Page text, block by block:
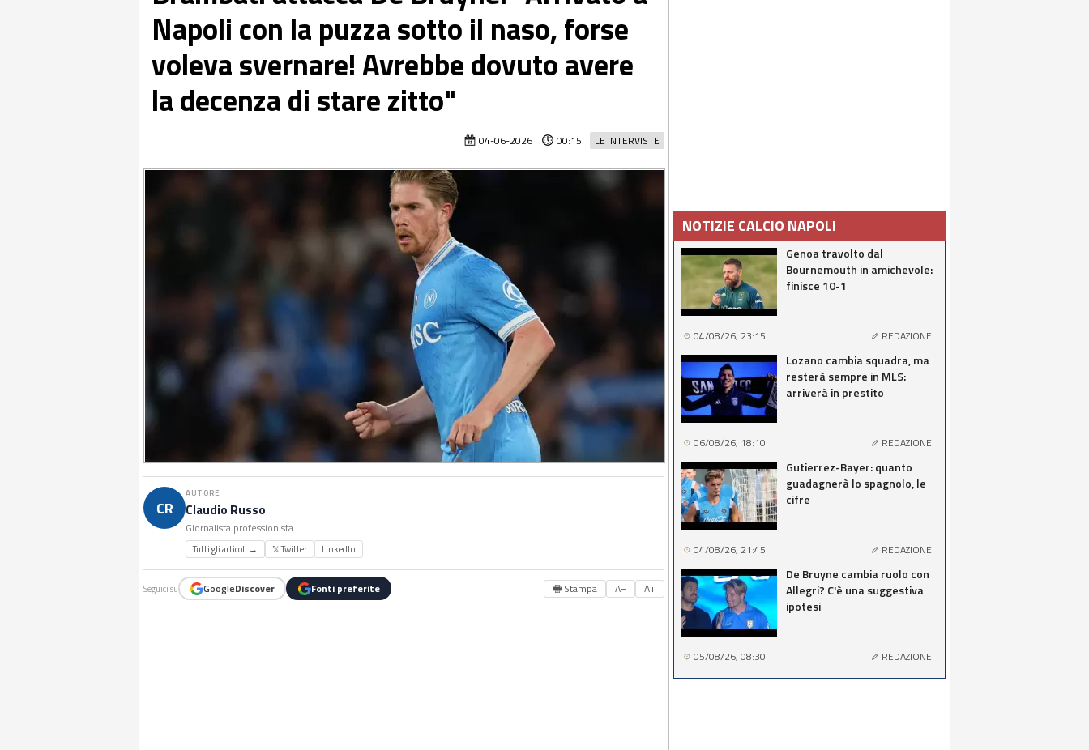
Napoli con la puzza sotto il naso, forse
voleva svernare! Avrebbe dovuto avere
la decenza di stare zitto"
LE INTERVISTE
04-06-2026 00:15
CR
AUTORE
Claudio Russo
Giornalista professionista
Tutti gli articoli → 𝕏 Twitter LinkedIn
Seguici su GoogleDiscover Fonti preferite 🖶 Stampa A− A+
NOTIZIE CALCIO NAPOLI
Genoa travolto dal
Bournemouth in amichevole:
finisce 10-1
04/08/26, 23:15 REDAZIONE
Lozano cambia squadra, ma
resterà sempre in MLS:
arriverà in prestito
06/08/26, 18:10 REDAZIONE
Gutierrez-Bayer: quanto
guadagnerà lo spagnolo, le
cifre
04/08/26, 21:45 REDAZIONE
De Bruyne cambia ruolo con
Allegri? C'è una suggestiva
ipotesi
05/08/26, 08:30 REDAZIONE